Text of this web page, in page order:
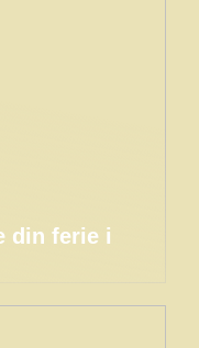
din ferie i